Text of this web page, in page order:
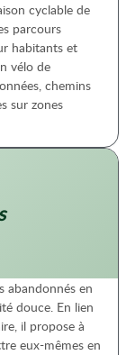
cyclable de
parcours
habitants et
vélo de
chemins
sur zones
abandonnés en
douce. En lien
il propose à
eux-mêmes en